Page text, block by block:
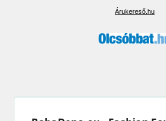
Árukereső.hu